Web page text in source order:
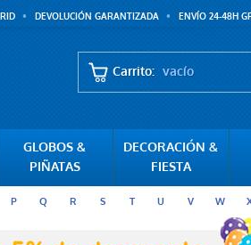
DEVOLUCIÓN GARANTIZADA ENVÍO 24-48H
Carrito: vacío
GLOBOS &
PIÑATAS
DECORACIÓN &
FIESTA
P Q R S T U V W